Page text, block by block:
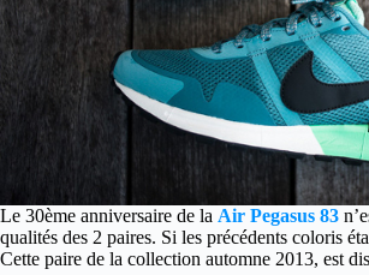
Le 30ème anniversaire de la Air Pegasus 83
qualités des 2 paires. Si les précédents coloris
Cette paire de la collection automne 2013, est